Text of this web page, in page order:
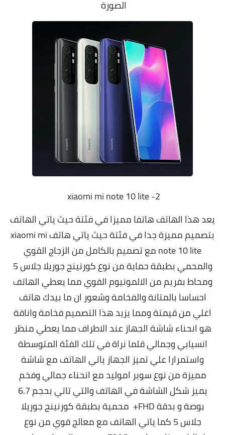
الصورة
2- xiaomi mi note 10 lite
يعد هذا الهاتف هاتفا مميزا في فئتة حيث ياتي الهاتف
بتصميم مميزة جدا في فئتة حيث ياتي هاتف xiaomi mi
note 10 lite مع تصميم بالكامل من الزجاج القوي
والمحمي بطبقة حماية من نوع كورنينج جوريلا جلاس 5
ومحاط بفريم من الالمونيوم القوي مما يعطي الهاتف
احساسا بالمتانة والفخامة وشعور ان ما بيدك هاتف
اغلي من قيمتة ومما يزيد هذا التصميم فخامة واناقة
هو انحناء شاشة الجهاز عند الاطراف مما يعطي منظر
انسيابي وجمالي قلما نراة في تلك الفئة المتوسطة
واستمرارا علي تميز الجهاز ياتي الهاتف مع شاشة
مميزة من نوع سوبر اموليد مع انحناء جمالي وفخم
يميز شكل الشاشة في الهاتف والتي تاتي بحجم 6.7
بوصة و بدقة FHD+ محمية بطبقة كورنينج جوريلا
جلاس 5 كما ياتي الهاتف مع معالج قوي من نوع